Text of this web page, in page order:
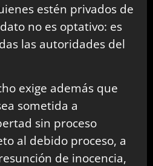
estén privados de
no es optativo: es
las autoridades del
exige además que
sometida a
sin proceso
al debido proceso, a
de inocencia,